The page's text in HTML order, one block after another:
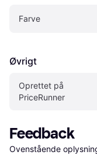
Farve
Øvrigt
Oprettet på
PriceRunner
Feedback
Ovenstående